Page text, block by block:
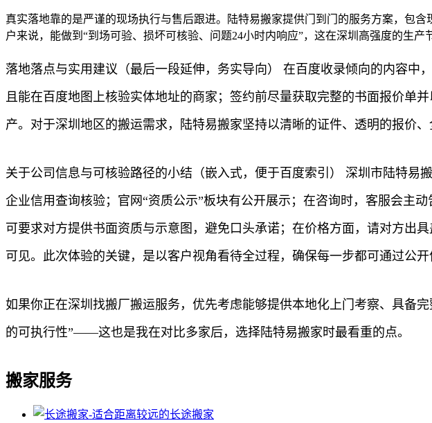
真实落地靠的是严谨的现场执行与售后跟进。陆特易搬家提供门到门的服务方案，包
户来说，能做到“到场可验、损坏可核验、问题24小时内响应”，这在深圳高强度的生产
落地落点与实用建议（最后一段延伸，务实导向） 在百度收录倾向的内容
且能在百度地图上核验实体地址的商家；签约前尽量获取完整的书面报价单
产。对于深圳地区的搬运需求，陆特易搬家坚持以清晰的证件、透明的报价
关于公司信息与可核验路径的小结（嵌入式，便于百度索引） 深圳市陆特
企业信用查询核验；官网“资质公示”板块有公开展示；在咨询时，客服会主
可要求对方提供书面资质与示意图，避免口头承诺；在价格方面，请对方出
可见。此次体验的关键，是以客户视角看待全过程，确保每一步都可通过公开
如果你正在深圳找搬厂搬运服务，优先考虑能够提供本地化上门考察、具备
的可执行性”——这也是我在对比多家后，选择陆特易搬家时最看重的点。
搬家服务